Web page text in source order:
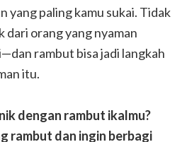
yang paling kamu sukai. Tidak
dari orang yang nyaman
rambut bisa jadi langkah
itu.
dengan rambut ikalmu?
rambut dan ingin berbagi